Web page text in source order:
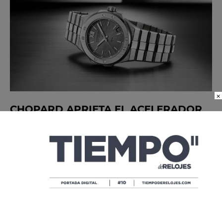
CHOPARD APRIETA EL ACELERADOR
ANDRÉS MORENO 10/21/2021
×